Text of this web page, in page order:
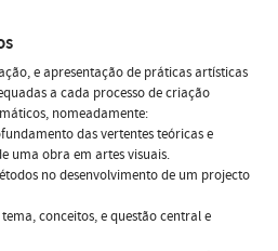
e apresentação de práticas artísticas
a cada processo de criação
nomeadamente:
das vertentes teóricas e
uma obra em artes visuais.
no desenvolvimento de um projecto
conceitos, e questão central e